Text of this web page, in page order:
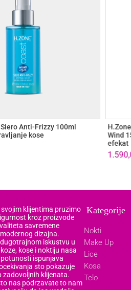
Siero Anti-Frizzy 100ml
kose
Wind
efekat
svojim klijentima pruzimo
kroz proizvode
savremene
dizajna.
iskustvu u
kose i noktiju nasa
ispunjava
sto pokazuje
zadovoljnih klijenata.
nas podrzavate to nam
Kategorije
Nokti
Make Up
Lice
Kosa
Telo